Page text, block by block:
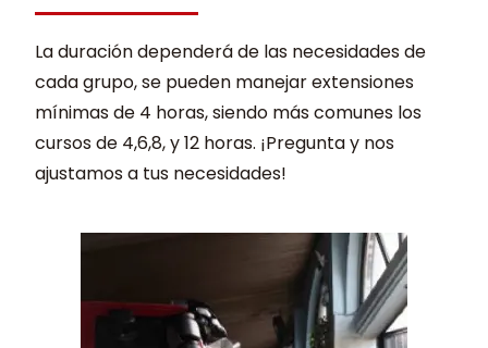
La duración dependerá de las necesidades de
cada grupo, se pueden manejar extensiones
mínimas de 4 horas, siendo más comunes los
cursos de 4,6,8, y 12 horas. ¡Pregunta y nos
ajustamos a tus necesidades!